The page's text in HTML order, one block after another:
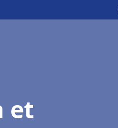
et